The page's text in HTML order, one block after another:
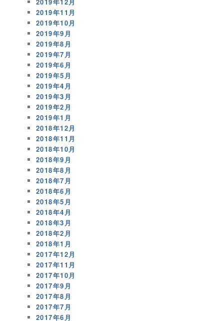
2019年11月
2019年10月
2019年9月
2019年8月
2019年7月
2019年6月
2019年5月
2019年4月
2019年3月
2019年2月
2019年1月
2018年12月
2018年11月
2018年10月
2018年9月
2018年8月
2018年7月
2018年6月
2018年5月
2018年4月
2018年3月
2018年2月
2018年1月
2017年12月
2017年11月
2017年10月
2017年9月
2017年8月
2017年7月
2017年6月